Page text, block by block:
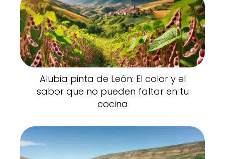
Alubia pinta de León: El color y el
sabor que no pueden faltar en tu
cocina